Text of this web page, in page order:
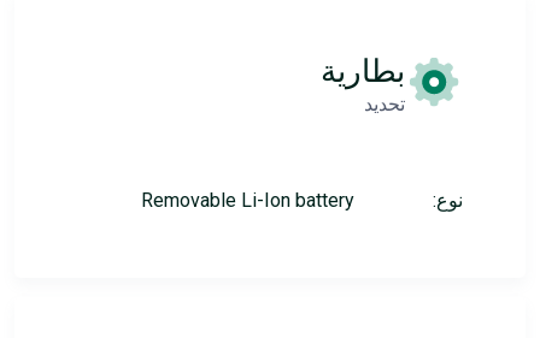
بطارية
تحديد
نوع: Removable Li-Ion battery